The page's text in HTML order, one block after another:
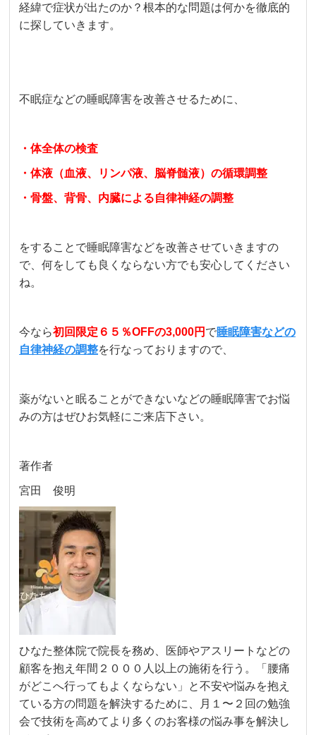
経緯で症状が出たのか？根本的な問題は何かを徹底的
に探していきます。
不眠症などの睡眠障害を改善させるために、
・体全体の検査
・体液（血液、リンパ液、脳脊髄液）の循環調整
・骨盤、背骨、内臓による自律神経の調整
をすることで睡眠障害などを改善させていきますの
で、何をしても良くならない方でも安心してください
ね。
今なら初回限定６５％OFFの3,000円 で睡眠障害などの
自律神経の調整を行なっておりますので、
薬がないと眠ることができないなどの睡眠障害でお悩
みの方はぜひお気軽にご来店下さい。
著作者
宮田 俊明
ひなた整体院で院長を務め、医師やアスリートなどの
顧客を抱え年間２０００人以上の施術を行う。「腰痛
がどこへ行ってもよくならない」と不安や悩みを抱え
ている方の問題を解決するために、月１〜２回の勉強
会で技術を高めてより多くのお客様の悩み事を解決し